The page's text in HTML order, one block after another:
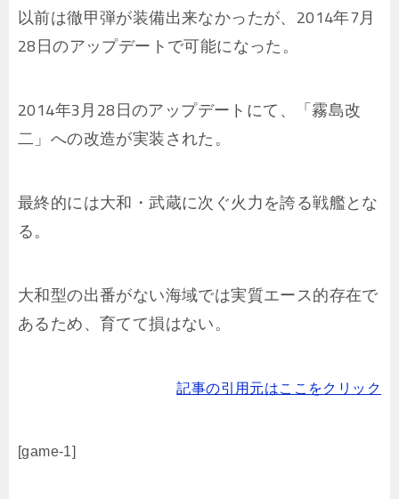
以前は徹甲弾が装備出来なかったが、2014年7月
28日のアップデートで可能になった。
2014年3月28日のアップデートにて、「霧島改
二」への改造が実装された。
最終的には大和・武蔵に次ぐ火力を誇る戦艦とな
る。
大和型の出番がない海域では実質エース的存在で
あるため、育てて損はない。
記事の引用元はここをクリック
[game-1]